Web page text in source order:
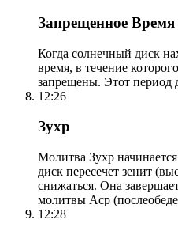
Запрещенное
Когда солнечный диск
время, в течение
запрещены. Этот период
12:26
Зухр
Молитва Зухр
диск пересечет зенит
снижаться. Она
молитвы Аср
12:28